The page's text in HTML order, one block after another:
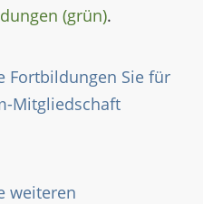
(grün).
Fortbildungen Sie für
Mitgliedschaft
weiteren